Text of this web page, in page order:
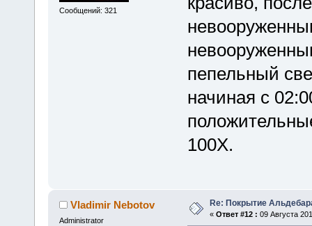
Сообщений: 321
пепельный
начиная с
100Х.
Vladimir Nebotov
Administrator
Re: Покрытие
« Ответ #12 : 09 Августа